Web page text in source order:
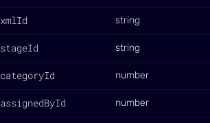
xmlId string
stageId string
categoryId number
assignedById number